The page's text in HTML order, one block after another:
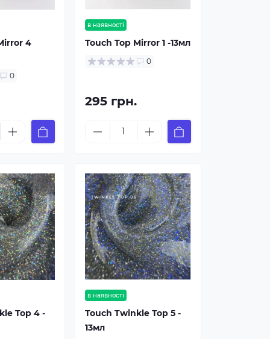
4
0
в наявності
Touch Top Mirror 1 -13мл
0
295 грн.
Top 4 -
в наявності
Touch Twinkle Top 5 -
13мл